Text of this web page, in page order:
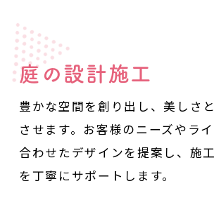
庭の設計施工
豊かな空間を創り出し、美しさ
させます。 お客様のニーズやラ
合わせたデザインを提案し、 施
を丁寧にサポートします。